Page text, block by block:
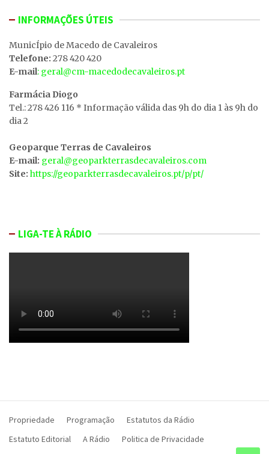
INFORMAÇÕES ÚTEIS
MunicÍpio de Macedo de Cavaleiros
Telefone: 278 420 420
E-mail: geral@cm-macedodecavaleiros.pt
Farmácia Diogo
Tel.: 278 426 116 * Informação válida das 9h do dia 1 às 9h do
dia 2
Geoparque Terras de Cavaleiros
E-mail: geral@geoparkterrasdecavaleiros.com
Site: https://geoparkterrasdecavaleiros.pt/p/pt/
LIGA-TE À RÁDIO
Propriedade Programação
Estatutos da Rádio
Estatuto Editorial
A Rádio Politica de Privacidade